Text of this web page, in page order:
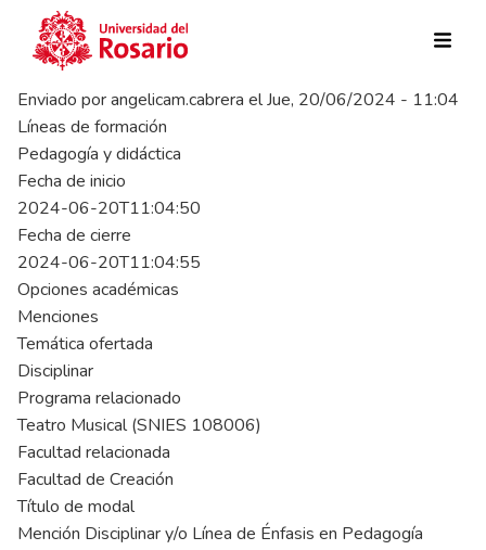
Pasar al contenido principal
Enviado porangelicam.cabrera elJue, 20/06/2024 - 11:04
Líneas de formación
Pedagogía y didáctica
Fecha de inicio
2024-06-20T11:04:50
Fecha de cierre
2024-06-20T11:04:55
Opciones académicas
Menciones
Temática ofertada
Disciplinar
Programa relacionado
Teatro Musical (SNIES 108006)
Facultad relacionada
Facultad de Creación
Título de modal
Mención Disciplinar y/o Línea de Énfasis en Pedagogía